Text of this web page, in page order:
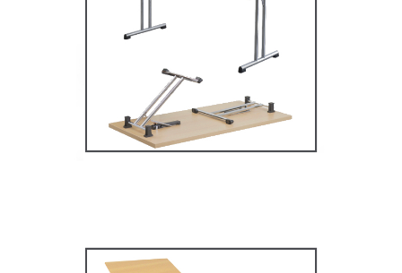
Tables Multifonctions
MOBILIER SCOLAIRE